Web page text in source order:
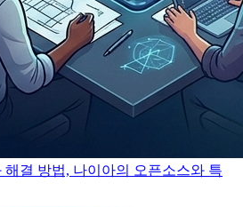
결 방법, 나이아의 오픈소스와 특